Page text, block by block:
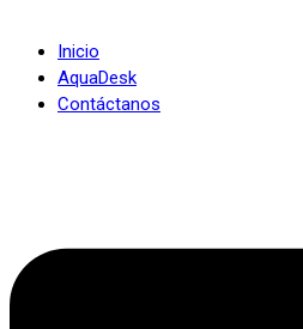
Inicio
AquaDesk
Contáctanos